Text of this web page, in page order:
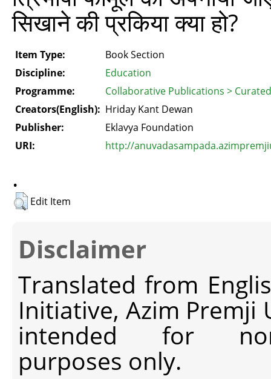
सिखाने की प्रकिया क्या हो?
Item Type:
Book Section
Discipline:
Education
Programme:
Collaborative Publications >
Creators(English): Hriday Kant Dewan
Publisher:
Eklavya Foundation
URI:
http://
.
Edit Item
Disclaimer
Translated from
Initiative, Azim Premji
intended for non-
purposes only.